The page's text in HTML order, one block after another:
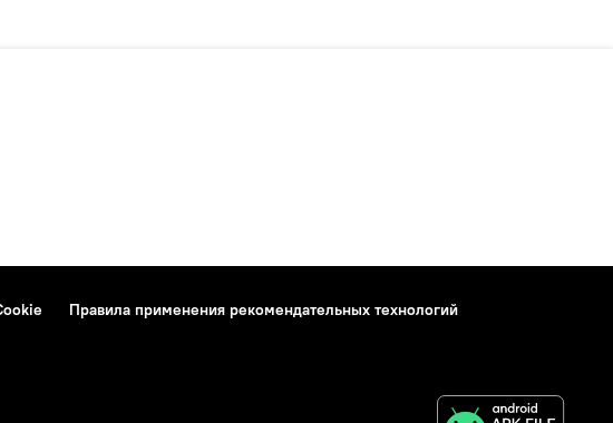
Правила применения рекомендательных технологий